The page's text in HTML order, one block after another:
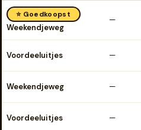
⭐ Goedkoopst
Weekendjeweg
—
Voordeeluitjes —
Weekendjeweg —
Voordeeluitjes —